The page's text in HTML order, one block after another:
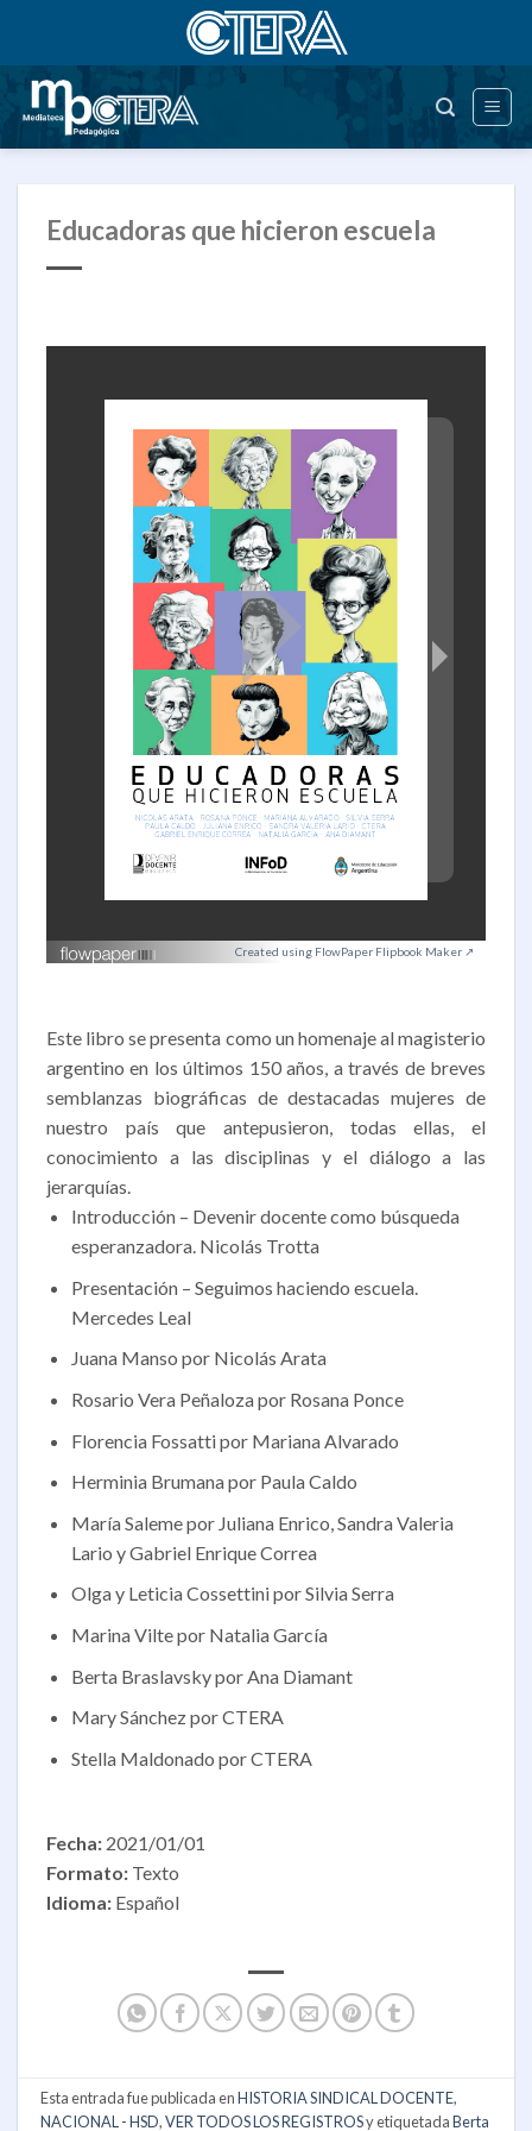
contenido
Educadoras que hicieron escuela
Created using FlowPaper Flipbook Maker ↗
Este libro se presenta como un homenaje al magisterio
argentino en los últimos 150 años, a través de breves
semblanzas biográficas de destacadas mujeres de
nuestro país que antepusieron, todas ellas, el
conocimiento a las disciplinas y el diálogo a las
jerarquías.
Introducción – Devenir docente como búsqueda
esperanzadora. Nicolás Trotta
Presentación – Seguimos haciendo escuela.
Mercedes Leal
Juana Manso por Nicolás Arata
Rosario Vera Peñaloza por Rosana Ponce
Florencia Fossatti por Mariana Alvarado
Herminia Brumana por Paula Caldo
María Saleme por Juliana Enrico, Sandra Valeria
Lario y Gabriel Enrique Correa
Olga y Leticia Cossettini por Silvia Serra
Marina Vilte por Natalia García
Berta Braslavsky por Ana Diamant
Mary Sánchez por CTERA
Stella Maldonado por CTERA
Fecha: 2021/01/01
Formato: Texto
Idioma: Español
Esta entrada fue publicada enHISTORIA SINDICAL DOCENTE,
NACIONAL - HSD,VER TODOS LOS REGISTROSy etiquetadaBerta